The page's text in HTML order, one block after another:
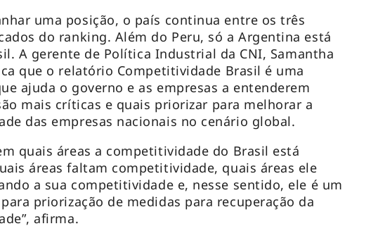
uma posição, o país continua entre os três
do ranking. Além do Peru, só a Argentina está
A gerente de Política Industrial da CNI, Samantha
que o relatório Competitividade Brasil é uma
ajuda o governo e as empresas a entenderem
mais críticas e quais priorizar para melhorar a
das empresas nacionais no cenário global.
quais áreas a competitividade do Brasil está
áreas faltam competitividade, quais áreas ele
a sua competitividade e, nesse sentido, ele é um
priorização de medidas para recuperação da
afirma.